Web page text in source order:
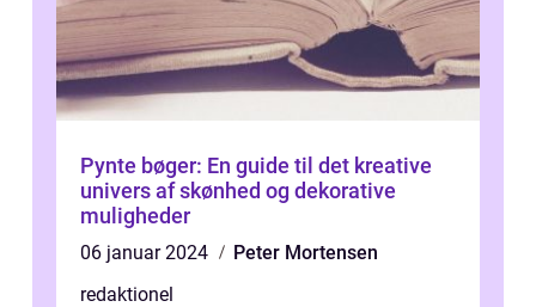
Pynte bøger: En guide til det kreative
univers af skønhed og dekorative
muligheder
06 januar 2024
Peter Mortensen
redaktionel